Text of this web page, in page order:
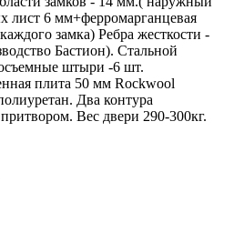
лист 6 мм+ферромарганцевая
замка) Ребра жесткости -
Бастион). Стальной
штыри -6 шт.
плита 50 мм Rockwool
Два контура
Вес двери 290-300кг.